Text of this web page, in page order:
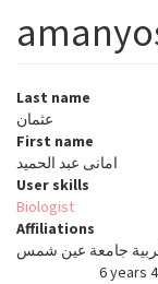
Last name
عثمان
First name
امانى عبد الحميد
User skills
Biologist
Affiliations
جامعة عين شمس
6 years